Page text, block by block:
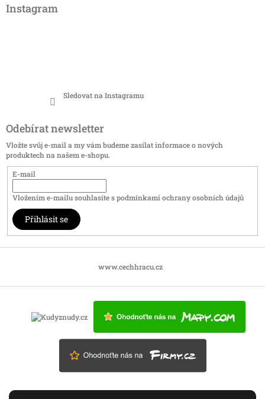
Instagram
Sledovat na Instagramu
Odebírat newsletter
Vložte svůj e-mail a my vám budeme zasílat informace o nových
produktech na našem e-shopu.
E-mail
Vložením e-mailu souhlasíte spodmínkami ochrany osobních údajů
Přihlásit se
www.cechhracu.cz